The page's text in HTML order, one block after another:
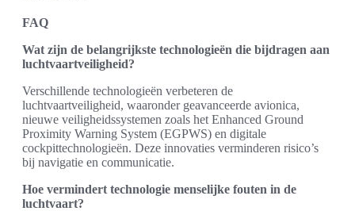
FAQ
Wat zijn de belangrijkste technologieën die bijdragen aan
luchtvaartveiligheid?
Verschillende technologieën verbeteren de
luchtvaartveiligheid, waaronder geavanceerde avionica,
nieuwe veiligheidssystemen zoals het Enhanced Ground
Proximity Warning System (EGPWS) en digitale
cockpittechnologieën. Deze innovaties verminderen risico’s
bij navigatie en communicatie.
Hoe vermindert technologie menselijke fouten in de
luchtvaart?